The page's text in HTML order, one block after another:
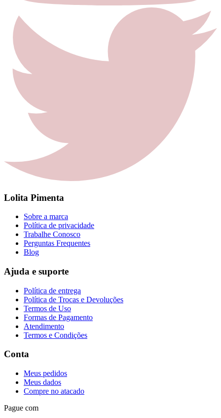
Lolita Pimenta
Sobre a marca
Política de privacidade
Trabalhe Conosco
Perguntas Frequentes
Blog
Ajuda e suporte
Política de entrega
Política de Trocas e Devoluções
Termos de Uso
Formas de Pagamento
Atendimento
Termos e Condições
Conta
Meus pedidos
Meus dados
Compre no atacado
Pague com